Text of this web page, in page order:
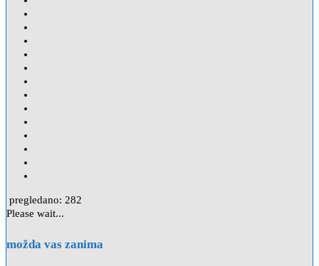
pregledano: 282
Please wait...
možda vas zanima